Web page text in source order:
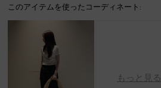
このアイテムを使ったコーディネート:
もっと見る